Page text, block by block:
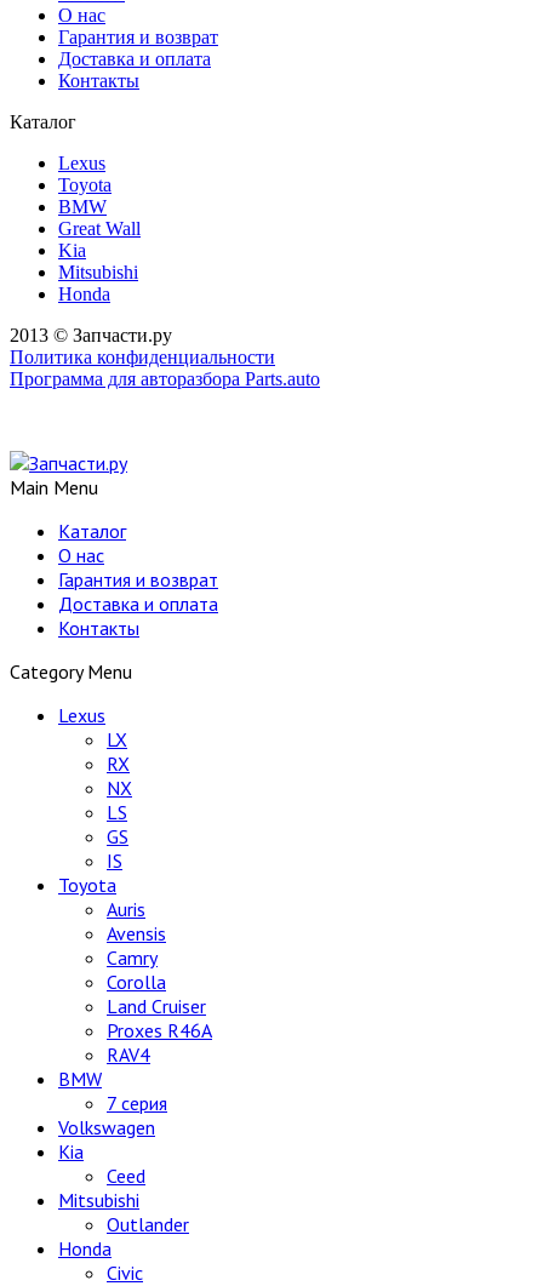
О нас
Гарантия и возврат
Доставка и оплата
Контакты
Каталог
Lexus
Toyota
BMW
Great Wall
Kia
Mitsubishi
Honda
2013 © Запчасти.ру
Политика конфиденциальности
Программа для авторазбора Parts.auto
Main Menu
Каталог
О нас
Гарантия и возврат
Доставка и оплата
Контакты
Category Menu
Lexus
LX
RX
NX
LS
GS
IS
Toyota
Auris
Avensis
Camry
Corolla
Land Cruiser
Proxes R46A
RAV4
BMW
7 серия
Volkswagen
Kia
Ceed
Mitsubishi
Outlander
Honda
Civic